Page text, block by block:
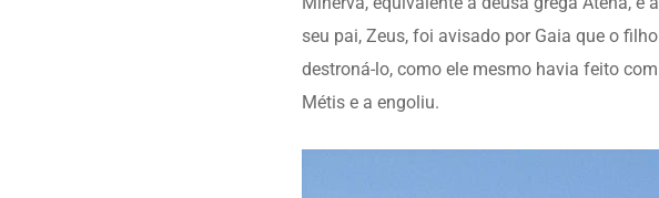
seu pai, Zeus, foi avisado por Gaia que o
destroná-lo, como ele mesmo havia feito
Métis e a engoliu.